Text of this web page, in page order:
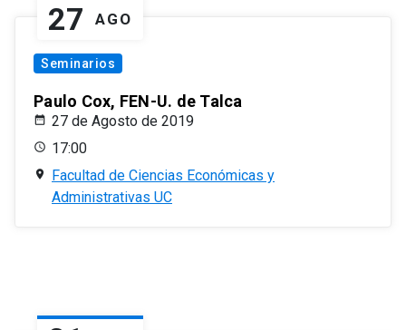
27 AGO
Seminarios
Paulo Cox, FEN-U. de Talca
27 de Agosto de 2019
17:00
Facultad de Ciencias Económicas y
Administrativas UC